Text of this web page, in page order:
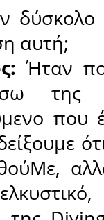
δύσκολο
αυτή;
Ήταν
της
που